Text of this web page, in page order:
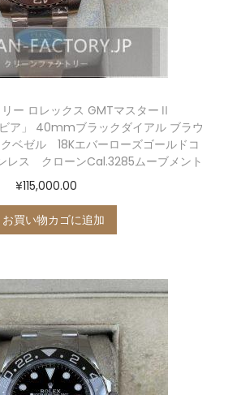
リー ロレックス GMTマスターⅡ
ア」 40mmブラックダイアル ブラウ
ベゼル 18Kエバーローズゴールドコ
レス クローンCal.3285ムーブメント
¥115,000.00
お買い物カゴに追加